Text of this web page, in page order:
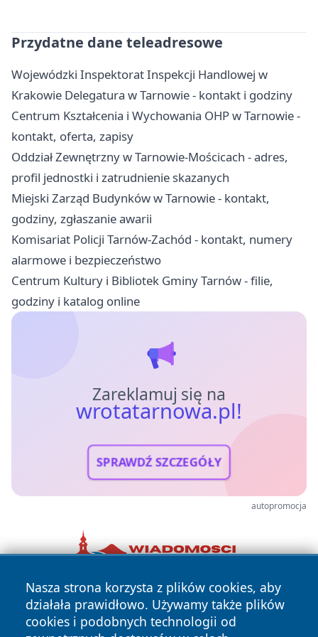
Przydatne dane teleadresowe
Wojewódzki Inspektorat Inspekcji Handlowej w
Krakowie Delegatura w Tarnowie - kontakt i godziny
Centrum Kształcenia i Wychowania OHP w Tarnowie -
kontakt, oferta, zapisy
Oddział Zewnętrzny w Tarnowie-Mościcach - adres,
profil jednostki i zatrudnienie skazanych
Miejski Zarząd Budynków w Tarnowie - kontakt,
godziny, zgłaszanie awarii
Komisariat Policji Tarnów-Zachód - kontakt, numery
alarmowe i bezpieczeństwo
Centrum Kultury i Bibliotek Gminy Tarnów - filie,
godziny i katalog online
Zareklamuj się na
wrotatarnowa.pl!
SPRAWDŹ SZCZEGÓŁY
autopromocja
Nasza strona korzysta z plików cookies, aby
działała prawidłowo. Używamy także plików
cookies i podobnych technologii od